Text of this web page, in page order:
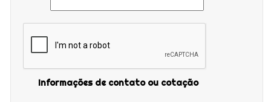
Informações de contato ou cotação